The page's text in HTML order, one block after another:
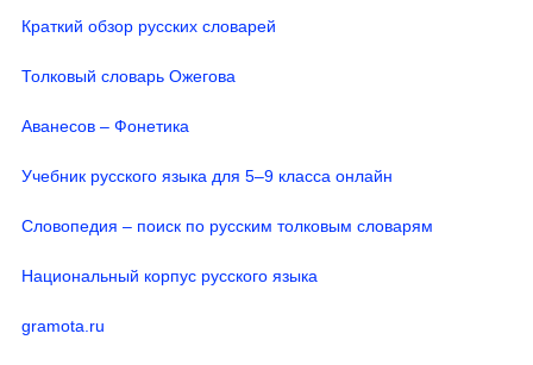
Краткий обзор русских словарей
Толковый словарь Ожегова
Аванесов – Фонетика
Учебник русского языка для 5–9 класса онлайн
Словопедия – поиск по русским толковым словарям
Национальный корпус русского языка
gramota.ru